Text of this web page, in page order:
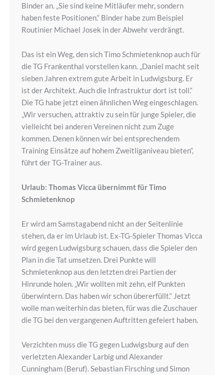
Binder an. „Sie sind keine Mitläufer mehr, sondern
haben feste Positionen.“ Binder habe zum Beispiel
Routinier Michael Josek in der Abwehr verdrängt.
Das ist ein Weg, den sich Timo Schmietenknop auch für
die TG Frankenthal vorstellen kann. „Daniel macht seit
sieben Jahren extrem gute Arbeit in Ludwigsburg. Er
ist der Architekt. Auch die Infrastruktur dort ist toll.“
Die TG habe jetzt einen ähnlichen Weg eingeschlagen.
„Wir versuchen, attraktiv zu sein für junge Spieler, die
vielleicht bei anderen Vereinen nicht zum Zuge
kommen. Denen können wir bei entsprechendem
Training Einsätze auf hohem Zweitliganiveau bieten“,
führt der TG-Trainer aus.
Urlaub: Thomas Vicca übernimmt für Timo
Schmietenknop
Er wird am Samstagabend nicht an der Seitenlinie
stehen, da er im Urlaub ist. Ex-TG-Spieler Thomas Vicca
wird gegen Ludwigsburg schauen, dass die Spieler den
Plan in die Tat umsetzen. Drei Punkte will
Schmietenknop aus den letzten drei Partien der
Hinrunde holen. „Wir wollten mit zehn, elf Punkten
überwintern. Das haben wir schon übererfüllt.“ Jetzt
wolle man weiterhin das bieten, für was die Zuschauer
die TG bei den vergangenen Auftritten gefeiert haben.
Verzichten muss die TG gegen Ludwigsburg auf den
verletzten Alexander Larbig und Alexander
Cunningham (Beruf). Sebastian Firsching und Simon